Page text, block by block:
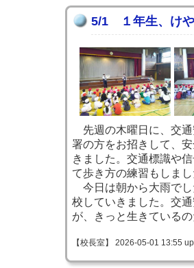
5/1 １年生、け
先週の木曜日に、交通
署の方をお招きして、
きました。交通標識や
て歩き方の練習もしま
今日は朝から大雨でし
校していきました。交
が、きっと生きている
【校長室】 2026-05-01 13:55